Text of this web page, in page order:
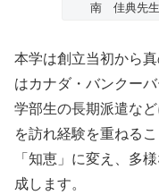
南 佳典先
本学は創立当初から
はカナダ・バンクー
学部生の長期派遣な
を訪れ経験を重ねる
「知恵」に変え、多
成します。